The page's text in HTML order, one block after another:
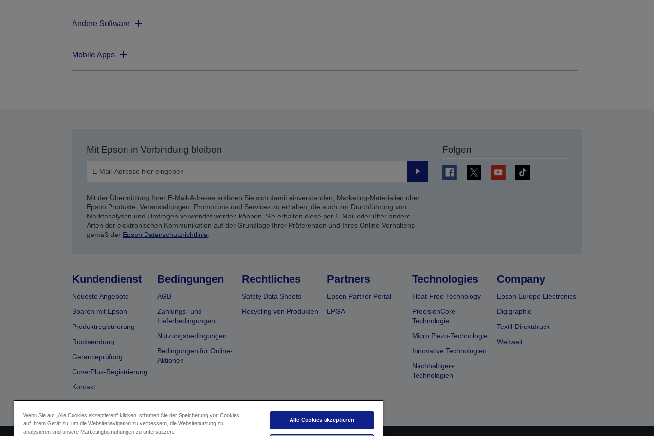
Andere Software
Mobile Apps
Mit Epson in Verbindung bleiben
Senden
Mit der Übermittlung Ihrer E-Mail-Adresse erklären Sie sich damit einverstanden, Marketing-Materialien über
Epson Produkte, Veranstaltungen, Promotions und Services zu erhalten, die auch zur Durchführung von
Marktanalysen und Umfragen verwendet werden können. Sie erhalten diese per E-Mail oder über andere
Arten der elektronischen Kommunikation auf der Grundlage Ihrer Präferenzen und Ihres Online-Verhaltens
gemäß der Epson Datenschutzrichtlinie.
Folgen
Kundendienst
Neueste Angebote
Sparen mit Epson
Produktregistrierung
Rücksendung
Garantieprüfung
CoverPlus-Registrierung
Kontakt
Händlersuche
Bedingungen
AGB
Zahlungs- und
Lieferbedingungen
Nutzungsbedingungen
Bedingungen für Online-
Aktionen
Rechtliches
Safety Data Sheets
Recycling von Produkten
Partners
Epson Partner Portal
LPGA
Technologies
Heat-Free Technology
PrecisionCore-
Technologie
Micro Piezo-Technologie
Innovative Technologien
Nachhaltigere
Technologien
Company
Epson Europe Electronics
Digigraphie
Textil-Direktdruck
Weltweit
Wenn Sie auf „Alle Cookies akzeptieren“ klicken, stimmen Sie der Speicherung von Cookies
auf Ihrem Gerät zu, um die Websitenavigation zu verbessern, die Websitenutzung zu
analysieren und unsere Marketingbemühungen zu unterstützen.
Alle Cookies akzeptieren